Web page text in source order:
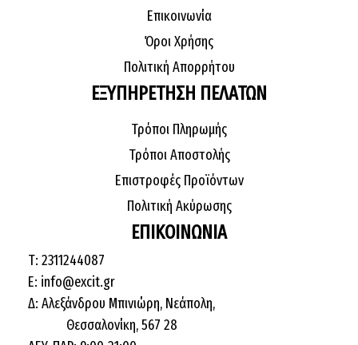
Επικοινωνία
Όροι Χρήσης
Πολιτική Απορρήτου
ΕΞΥΠΗΡΕΤΗΣΗ ΠΕΛΑΤΩΝ
Τρόποι Πληρωμής
Τρόποι Αποστολής
Επιστροφές Προϊόντων
Πολιτική Ακύρωσης
ΕΠΙΚΟΙΝΩΝΙΑ
Τ: 2311244087
E: info@excit.gr
Δ: Αλεξάνδρου Μπινιώρη, Νεάπολη,
Θεσσαλονίκη, 567 28